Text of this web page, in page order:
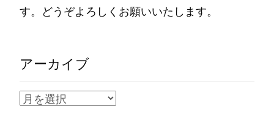
す。どうぞよろしくお願いいたします。
アーカイブ
ア